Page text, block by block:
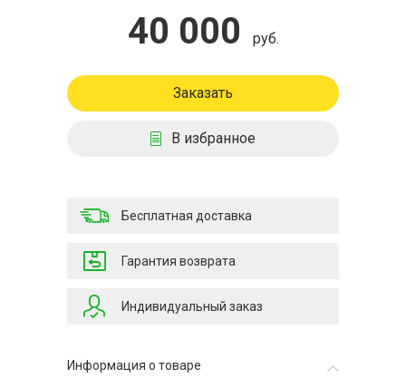
40 000 руб.
Заказать
В избранное
Бесплатная доставка
Гарантия возврата
Индивидуальный заказ
Информация о товаре